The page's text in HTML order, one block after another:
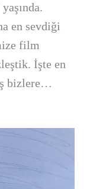
en sevdiği
film
İşte en
bizlere…